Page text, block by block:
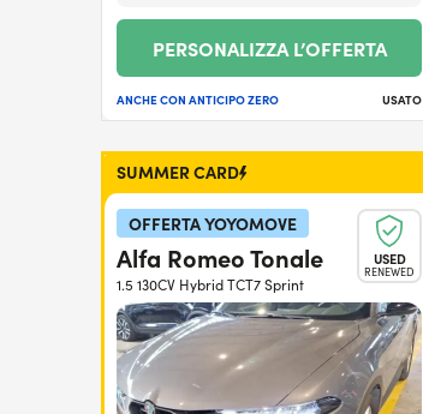
PERSONALIZZA L’OFFERTA
ANCHE CON ANTICIPO ZERO USATO
SUMMER CARD
OFFERTA YOYOMOVE
USED
RENEWED
Alfa Romeo Tonale
1.5 130CV Hybrid TCT7 Sprint